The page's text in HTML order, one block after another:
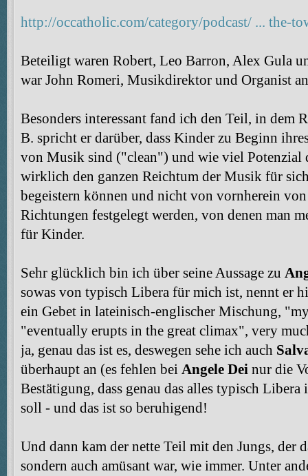
http://occatholic.com/category/podcast/ ... the-
Beteiligt waren Robert, Leo Barron, Alex Gula
war John Romeri, Musikdirektor und Organist
Besonders interessant fand ich den Teil, in dem
B. spricht er darüber, dass Kinder zu Beginn
von Musik sind ("clean") und wie viel Potenzial
wirklich den ganzen Reichtum der Musik für
begeistern können und nicht von vornherein
Richtungen festgelegt werden, von denen man
für Kinder.
Sehr glücklich bin ich über seine Aussage zu
sowas von typisch Libera für mich ist, nennt er
ein Gebet in lateinisch-englischer Mischung,
"eventually erupts in the great climax", very
ja, genau das ist es, deswegen sehe ich auch
überhaupt an (es fehlen bei Angele Dei nur die
Bestätigung, dass genau das alles typisch Libera
soll - und das ist so beruhigend!
Und dann kam der nette Teil mit den Jungs, der
sondern auch amüsant war, wie immer. Unter